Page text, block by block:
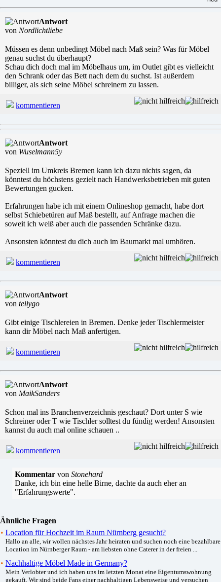
Antwort
von Nordlichtliebe
Müssen es denn unbedingt Möbel nach Maß sein? Was für Möbel
genau suchst du überhaupt?
Schau dich doch mal im Möbelhaus um, im Outlet gibt es vielleicht
den Schrank oder das Bett nach dem du suchst. Ist außerdem
billiger, als sich seine Möbel schreinern zu lassen.
kommentieren
Antwort
von Wuselmann5y
Speziell im Umkreis Bremen kann ich dazu nichts sagen, da
könntest du höchstens gezielt nach Handwerksbetrieben mit guten
Bewertungen gucken.
Erfahrungen habe ich mit einem Onlineshop gemacht, habe dort
selbst Schiebetüren auf Maß bestellt, auf Anfrage machen die
soweit ich weiß aber auch die passenden Schränke dazu.
Ansonsten könntest du dich auch im Baumarkt mal umhören.
kommentieren
Antwort
von tellygo
Gibt einige Tischlereien in Bremen. Denke jeder Tischlermeister
kann dir Möbel nach Maß anfertigen.
kommentieren
Antwort
von MaikSanders
Schon mal ins Branchenverzeichnis geschaut? Dort unter S wie
Schreiner oder T wie Tischler solltest du fündig werden! Ansonsten
kannst du auch mal online schauen ..
kommentieren
Kommentar von Stonehard
Danke, ich bin eine helle Birne, dachte da auch eher an
"Erfahrungswerte".
Ähnliche Fragen
• Location für Hochzeit im Raum Nürnberg gesucht?
Hallo an alle, wir wollen nächstes Jahr heiraten und suchen noch eine bezahlbare
Location im Nürnberger Raum - am liebsten ohne Caterer in der freien ...
• Nachhaltige Möbel Made in Germany?
Mein Verlobter und ich haben uns im letzten Monat eine Eigentumswohnung
gekauft. Wir sind beide Fans einer nachhaltigen Lebensweise und versuchen